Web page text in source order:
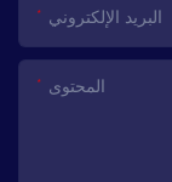
البريد الإلكتروني
المحتوى